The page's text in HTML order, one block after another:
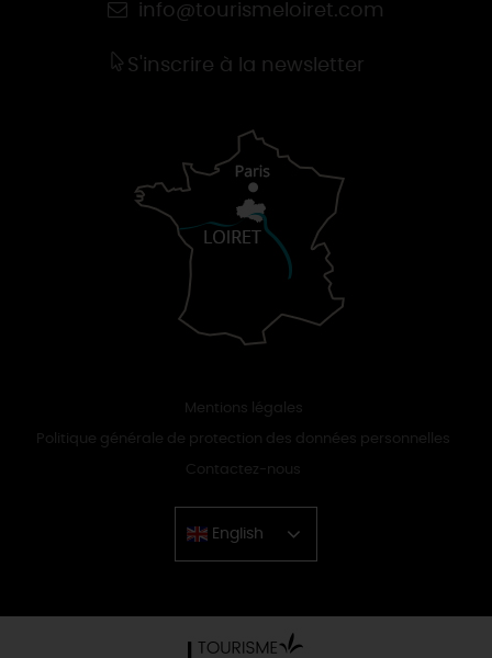
info@tourismeloiret.com
S'inscrire à la newsletter
Mentions légales
Politique générale de protection des données personnelles
Contactez-nous
English
Chinese